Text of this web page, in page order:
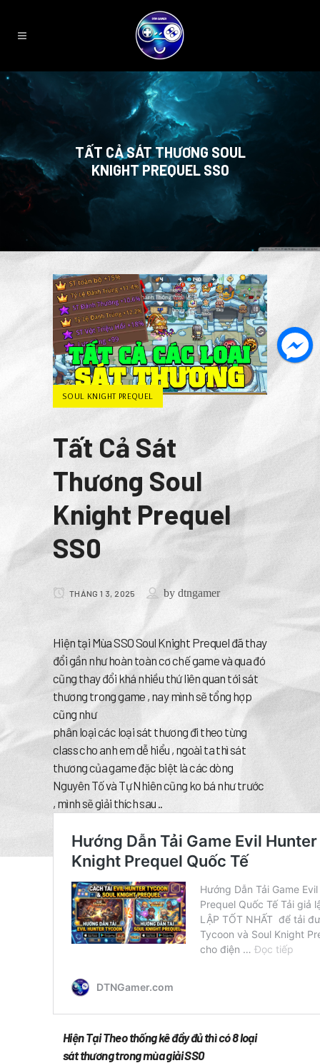
TẤT CẢ SÁT THƯƠNG SOUL
KNIGHT PREQUEL SS0
SOUL KNIGHT PREQUEL
Tất Cả Sát
Thương Soul
Knight Prequel
SS0
THÁNG 1 3, 2025 by dtngamer
Hiện tại Mùa SSO Soul Knight Prequel đã thay
đổi gần như hoàn toàn cơ chế game và qua đó
cũng thay đổi khá nhiều thứ liên quan tới sát
thương trong game , nay mình sẽ tổng hợp
cũng như
phân loại các loại sát thương đi theo từng
class cho anh em dễ hiểu , ngoài ta thì sát
thương của game đặc biệt là các dòng
Nguyên Tố và Tự Nhiên cũng ko bá như trước
, mình sẽ giải thích sau ..
Hiện Tại Theo thống kê đầy đủ thì có 8 loại
sát thương trong mùa giải SS0